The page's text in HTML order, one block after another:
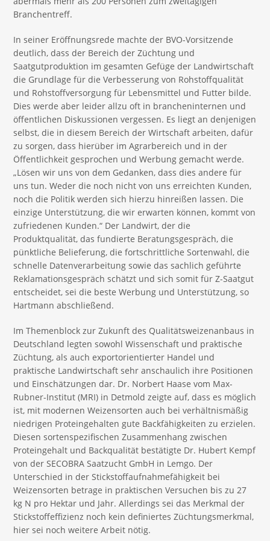
Branchentreff.
In seiner Eröffnungsrede machte der BVO-Vorsitzende
deutlich, dass der Bereich der Züchtung und
Saatgutproduktion im gesamten Gefüge der Landwirtschaft
die Grundlage für die Verbesserung von Rohstoffqualität
und Rohstoffversorgung für Lebensmittel und Futter bilde.
Dies werde aber leider allzu oft in brancheninternen und
öffentlichen Diskussionen vergessen. Es liegt an denjenigen
selbst, die in diesem Bereich der Wirtschaft arbeiten, dafür
zu sorgen, dass hierüber im Agrarbereich und in der
Öffentlichkeit gesprochen und Werbung gemacht werde.
„Lösen wir uns von dem Gedanken, dass dies andere für
uns tun. Weder die noch nicht von uns erreichten Kunden,
noch die Politik werden sich hierzu hinreißen lassen. Die
einzige Unterstützung, die wir erwarten können, kommt von
zufriedenen Kunden.“ Der Landwirt, der die
Produktqualität, das fundierte Beratungsgespräch, die
pünktliche Belieferung, die fortschrittliche Sortenwahl, die
schnelle Datenverarbeitung sowie das sachlich geführte
Reklamationsgespräch schätzt und sich somit für Z-Saatgut
entscheidet, sei die beste Werbung und Unterstützung, so
Hartmann abschließend.
Im Themenblock zur Zukunft des Qualitätsweizenanbaus in
Deutschland legten sowohl Wissenschaft und praktische
Züchtung, als auch exportorientierter Handel und
praktische Landwirtschaft sehr anschaulich ihre Positionen
und Einschätzungen dar. Dr. Norbert Haase vom Max-
Rubner-Institut (MRI) in Detmold zeigte auf, dass es möglich
ist, mit modernen Weizensorten auch bei verhältnismäßig
niedrigen Proteingehalten gute Backfähigkeiten zu erzielen.
Diesen sortenspezifischen Zusammenhang zwischen
Proteingehalt und Backqualität bestätigte Dr. Hubert Kempf
von der SECOBRA Saatzucht GmbH in Lemgo. Der
Unterschied in der Stickstoffaufnahmefähigkeit bei
Weizensorten betrage in praktischen Versuchen bis zu 27
kg N pro Hektar und Jahr. Allerdings sei das Merkmal der
Stickstoffeffizienz noch kein definiertes Züchtungsmerkmal,
hier sei noch weitere Arbeit nötig.